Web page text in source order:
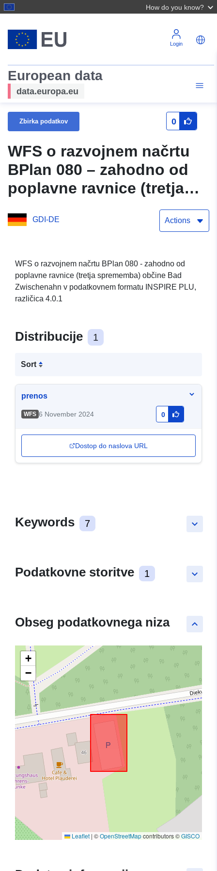
How do you know?
Login
European data
data.europa.eu
Zbirka podatkov 0
WFS o razvojnem načrtu
BPlan 080 – zahodno od
poplavne ravnice (tretja
sprememba) občine Bad
Zwischenahn
GDI-DE Actions
WFS o razvojnem načrtu BPlan 080 - zahodno od
poplavne ravnice (tretja sprememba) občine Bad
Zwischenahn v podatkovnem formatu INSPIRE PLU,
različica 4.0.1
Distribucije 1
Sort
prenos
WFS 6 November 2024 0
Dostop do naslova URL
keyboard_arrow_down
Keywords 7
keyboard_arrow_down
Podatkovne storitve 1
keyboard_arrow_up
Obseg podatkovnega niza
+
−
Leaflet | ©OpenStreetMapcontributors ©GISCO